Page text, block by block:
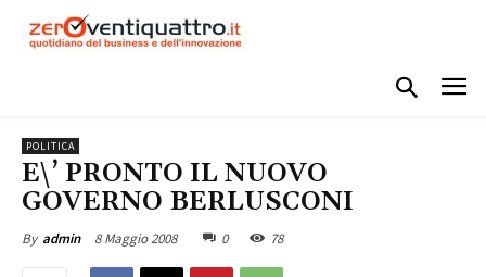
POLITICA
E\’ PRONTO IL NUOVO
GOVERNO BERLUSCONI
By admin 8 Maggio 2008 0 78